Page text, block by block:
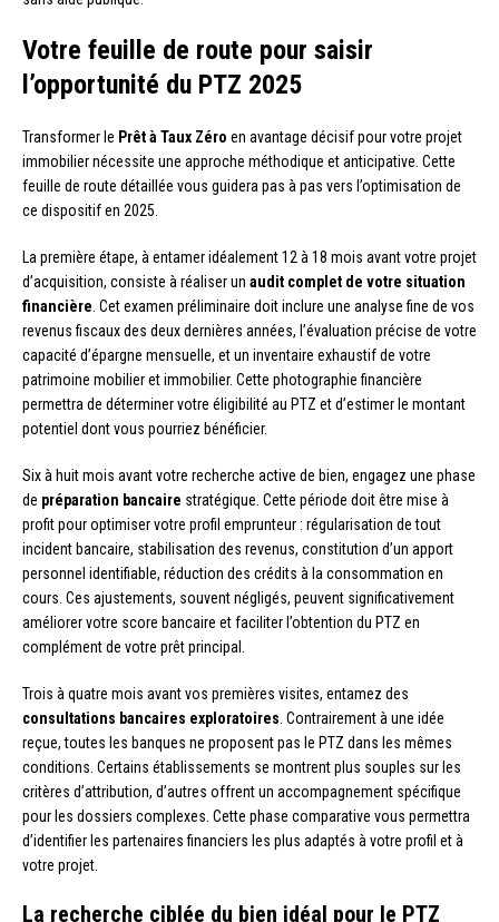
Votre feuille de route pour saisir
l’opportunité du PTZ 2025
Transformer le Prêt à Taux Zéro en avantage décisif pour votre projet
immobilier nécessite une approche méthodique et anticipative. Cette
feuille de route détaillée vous guidera pas à pas vers l’optimisation de
ce dispositif en 2025.
La première étape, à entamer idéalement 12 à 18 mois avant votre projet
d’acquisition, consiste à réaliser un audit complet de votre situation
financière . Cet examen préliminaire doit inclure une analyse fine de vos
revenus fiscaux des deux dernières années, l’évaluation précise de votre
capacité d’épargne mensuelle, et un inventaire exhaustif de votre
patrimoine mobilier et immobilier. Cette photographie financière
permettra de déterminer votre éligibilité au PTZ et d’estimer le montant
potentiel dont vous pourriez bénéficier.
Six à huit mois avant votre recherche active de bien, engagez une phase
de préparation bancaire stratégique. Cette période doit être mise à
profit pour optimiser votre profil emprunteur : régularisation de tout
incident bancaire, stabilisation des revenus, constitution d’un apport
personnel identifiable, réduction des crédits à la consommation en
cours. Ces ajustements, souvent négligés, peuvent significativement
améliorer votre score bancaire et faciliter l’obtention du PTZ en
complément de votre prêt principal.
Trois à quatre mois avant vos premières visites, entamez des
consultations bancaires exploratoires . Contrairement à une idée
reçue, toutes les banques ne proposent pas le PTZ dans les mêmes
conditions. Certains établissements se montrent plus souples sur les
critères d’attribution, d’autres offrent un accompagnement spécifique
pour les dossiers complexes. Cette phase comparative vous permettra
d’identifier les partenaires financiers les plus adaptés à votre profil et à
votre projet.
La recherche ciblée du bien idéal pour le PTZ